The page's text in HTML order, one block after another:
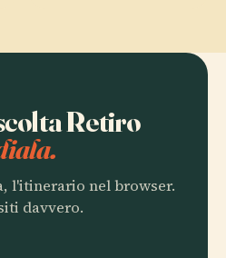
Retiro
l'itinerario nel browser.
davvero.